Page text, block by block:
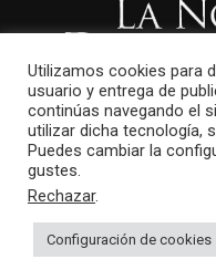
Utilizamos cookies para
usuario y entrega de
continúas navegando el
utilizar dicha tecnología,
Puedes cambiar la
gustes.
Rechazar.
Configuración de cookies